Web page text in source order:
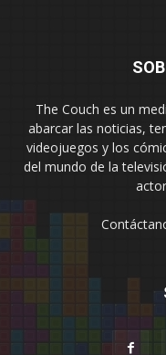
The Couch es un
abarcar las noticias,
videojuegos y los
del mundo de la